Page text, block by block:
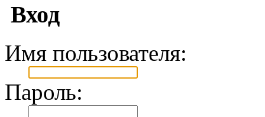
Вход
Имя пользователя:
Пароль: